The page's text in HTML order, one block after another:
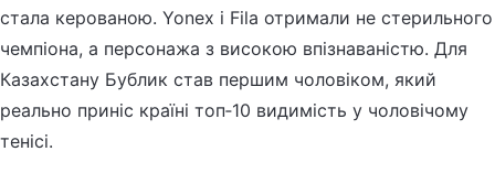
стала керованою. Yonex і Fila отримали не стерильного
чемпіона, а персонажа з високою впізнаваністю. Для
Казахстану Бублик став першим чоловіком, який
реально приніс країні топ‑10 видимість у чоловічому
тенісі.